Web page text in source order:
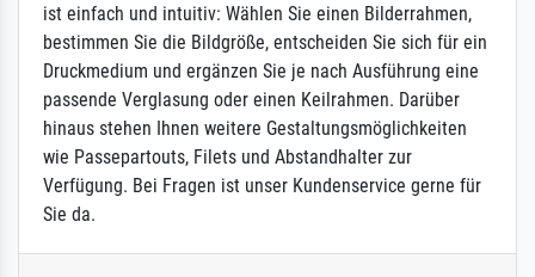
ist einfach und intuitiv: Wählen Sie einen Bilderrahmen,
bestimmen Sie die Bildgröße, entscheiden Sie sich für ein
Druckmedium und ergänzen Sie je nach Ausführung eine
passende Verglasung oder einen Keilrahmen. Darüber
hinaus stehen Ihnen weitere Gestaltungsmöglichkeiten
wie Passepartouts, Filets und Abstandhalter zur
Verfügung. Bei Fragen ist unser Kundenservice gerne für
Sie da.